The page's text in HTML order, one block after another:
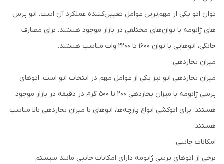
توان اتو یکی از مهم‌ترین عوامل تعیین‌کننده عملکرد آن است. اتو پرس
های ژانومه با توان‌های مختلفی در بازار موجود هستند. برای مصارف
خانگی، اتوهایی با توان 1600 تا 2200 وات مناسب هستند.
میزان بخاردهی:
میزان بخاردهی اتو نیز یکی از عوامل مهم در انتخاب اتو است. اتوهای
پرسی ژانومه با میزان بخاردهی 200 تا 500 گرم در دقیقه در بازار موجود
هستند. برای اتوکشی انواع پارچه‌ها، اتوهای با میزان بخاردهی بالا مناسب
هستند.
امکانات جانبی:
برخی از اتوهای پرسی ژانومه دارای امکانات جانبی مانند سیستم